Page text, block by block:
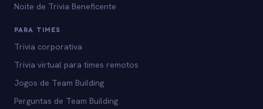
Noite de Trivia Beneficente
PARA TIMES
Trivia corporativa
Trivia virtual para times remotos
Jogos de Team Building
Perguntas de Team Building